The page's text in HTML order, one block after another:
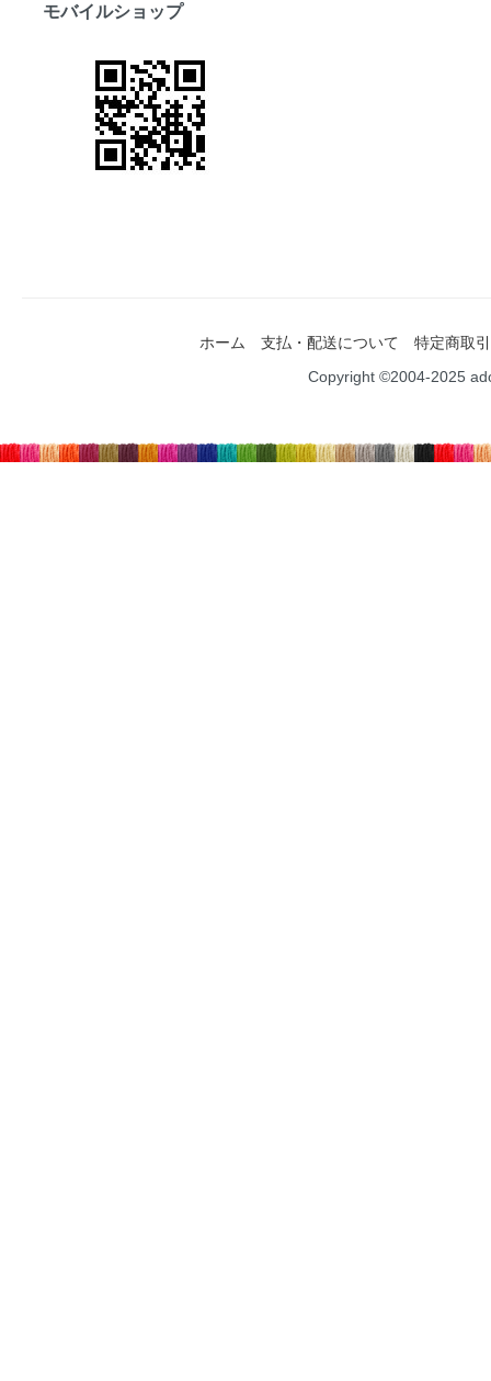
モバイルショップ
ホーム 支払・配送について
特定商取
Copyright ©2004-2025